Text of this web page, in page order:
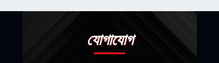
যোগাযোগ